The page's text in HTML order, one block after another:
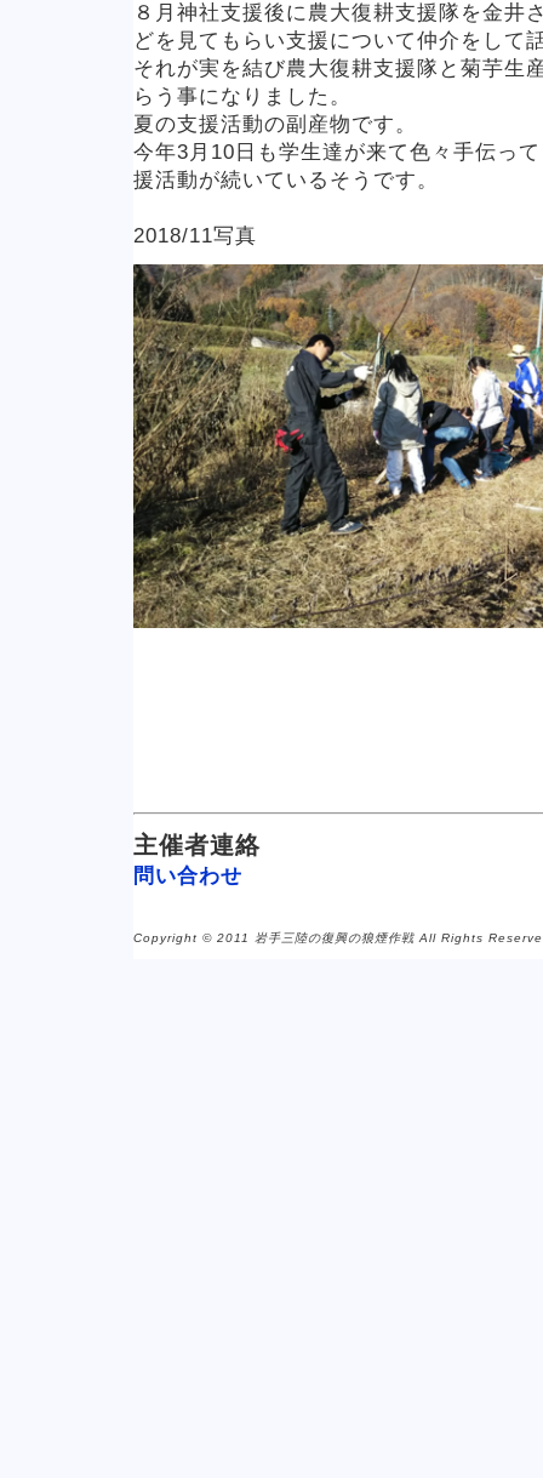
８月神社支援後に農大復耕支援隊を金井
どを見てもらい支援について仲介をして
それが実を結び農大復耕支援隊と菊芋生
らう事になりました。
夏の支援活動の副産物です。
今年3月10日も学生達が来て色々手伝っ
援活動が続いているそうです。
2018/11写真
主催者連絡
問い合わせ
Copyright © 2011 岩手三陸の復興の狼煙作戦 All Rights